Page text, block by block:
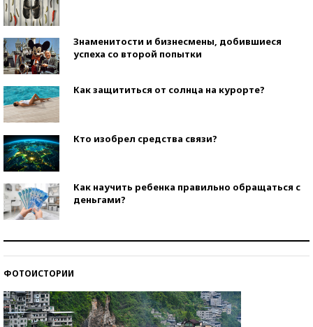
Знаменитости и бизнесмены, добившиеся
успеха со второй попытки
Как защититься от солнца на курорте?
Кто изобрел средства связи?
Как научить ребенка правильно обращаться с
деньгами?
ФОТОИСТОРИИ